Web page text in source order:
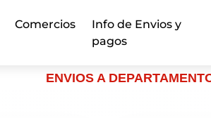
Comercios
Info de Envios y
pagos
ENVIOS A